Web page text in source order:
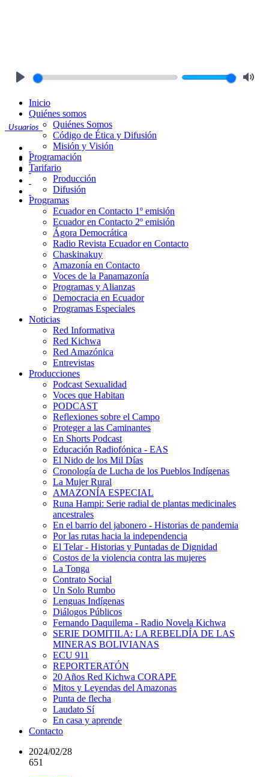
Usuarios
Inicio
Quiénes somos
Quiénes Somos
Código de Ética y Difusión
Misión y Visión
Programación
Tarifario
Producción
Difusión
Programas
Ecuador en Contacto 1º emisión
Ecuador en Contacto 2º emisión
Ágora Democrática
Radio Revista Ecuador en Contacto
Chaskinakuy
Amazonía en Contacto
Voces de la Panamazonía
Programas y Alianzas
Democracia en Ecuador
Programas Especiales
Noticias
Red Informativa
Red Kichwa
Red Amazónica
Entrevistas
Producciones
Podcast Sexualidad
Voces que Habitan
PODCAST
Reflexiones sobre el Campo
Proteger a las Caminantes
En Shorts Podcast
Educación Radiofónica - EAS
El Nido de los Mil Días
Cronología de Lucha de los Pueblos Indígenas
La Mujer Rural
AMAZONÍA ESPECIAL
Runa Hampi: Serie radial de plantas medicinales
ancestrales
En el barrio del jabonero - Historias de pandemia
Por las rutas hacia la independencia
El Telar - Historias y Puntadas de Dignidad
Costos de la violencia contra las mujeres
La Tonga
Contrato Social
Un Solo Rumbo
Lenguas Indígenas
Diálogos Públicos
Fernando Daquilema - Radio Novela Kichwa
SERIE DOMITILA: LA REBELDÍA DE LAS
MINERAS BOLIVIANAS
ECU 911
REPORTERATÓN
20 Años Red Kichwa CORAPE
Mitos y Leyendas del Amazonas
Punta de flecha
Laudato Sí
En casa y aprende
Contacto
2024/02/28
651